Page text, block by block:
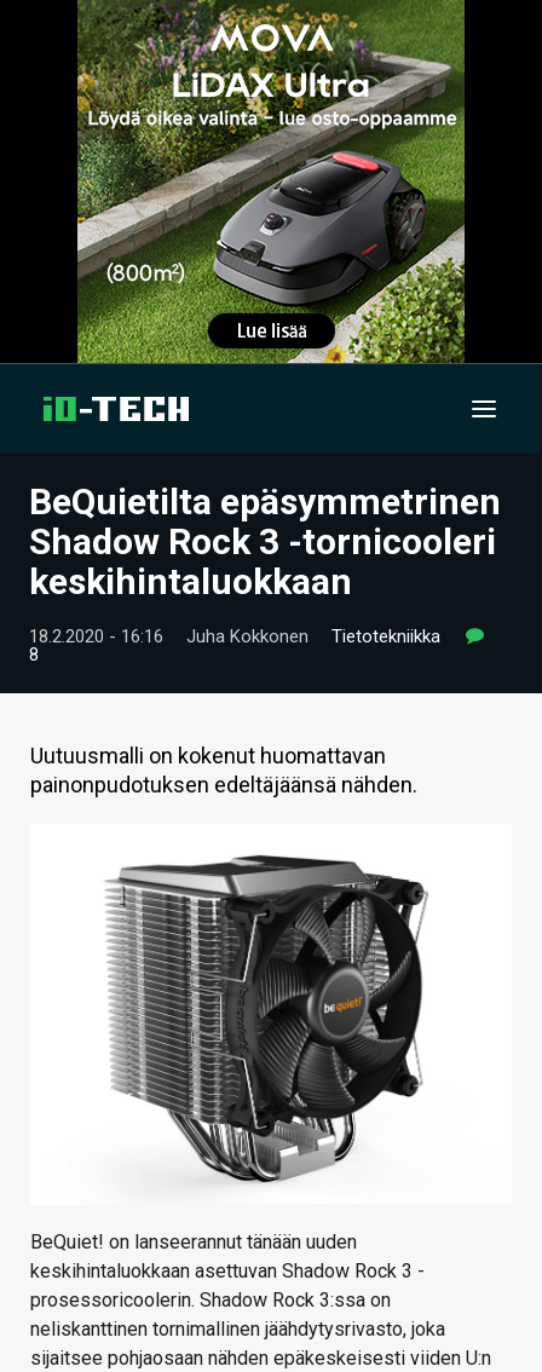
UUTISET
ARTIKKELIT
VIDEOT
HINTA.FI
VAIHDA TEEMA
BeQuietilta epäsymmetrinen
Shadow Rock 3 -tornicooleri
keskihintaluokkaan
18.2.2020 - 16:16 Juha Kokkonen
Tietotekniikka
8
Uutuusmalli on kokenut huomattavan
painonpudotuksen edeltäjäänsä nähden.
BeQuiet! on lanseerannut tänään uuden
keskihintaluokkaan asettuvan Shadow Rock 3 -
prosessoricoolerin. Shadow Rock 3:ssa on
neliskanttinen tornimallinen jäähdytysrivasto, joka
sijaitsee pohjaosaan nähden epäkeskeisesti viiden U:n